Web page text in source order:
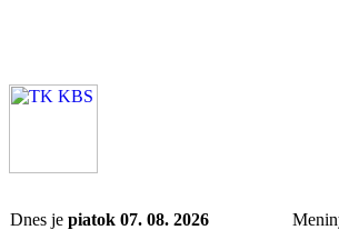
Dnes je piatok 07. 08. 2026